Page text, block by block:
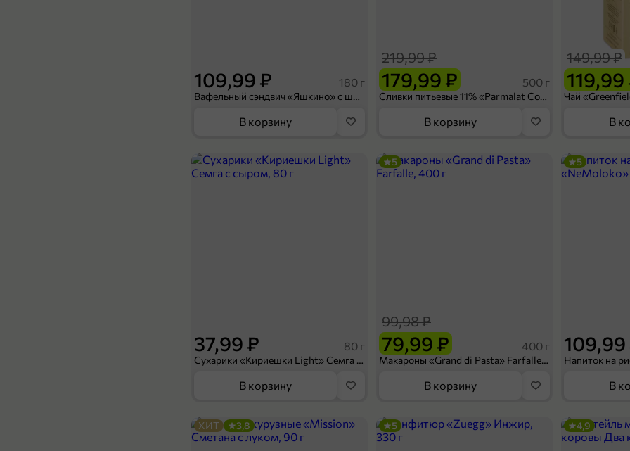
109,99 ₽ 180 г
Вафельный сэндвич «Яшкино» с шоколадной начинкой, 180 г
В корзину
179,99 ₽
219,99 ₽
500 г
Сливки питьевые 11% «Parmalat Comfort» безлактозные, 500 г
В корзину
119,99
149,99 ₽
В
37,99 ₽ 80 г
Сухарики «Кириешки Light» Семга с сыром, 80 г
В корзину
79,99 ₽
99,98 ₽
400 г
Макароны «Grand di Pasta» Farfalle, 400 г
5
В корзину
109,99
5
В
ХИТ 3,8 5 4,9